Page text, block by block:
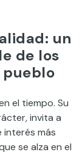
un
de los
pueblo
el tiempo. Su
invita a
interés más
se alza en el